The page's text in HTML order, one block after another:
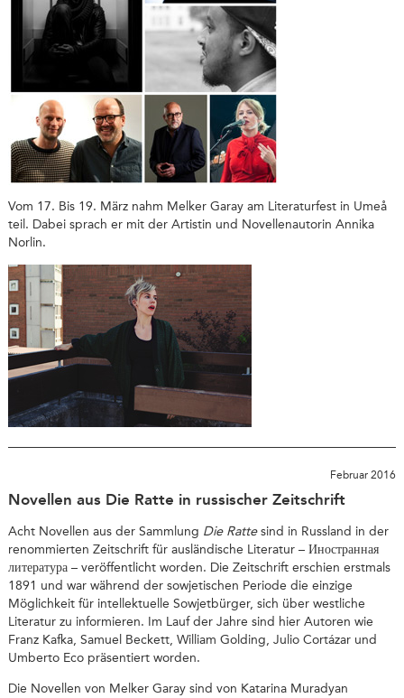
Vom 17. Bis 19. März nahm Melker Garay am Literaturfest in Umeå
teil. Dabei sprach er mit der Artistin und Novellenautorin Annika
Norlin.
Februar 2016
Novellen aus Die Ratte in russischer Zeitschrift
Acht Novellen aus der Sammlung Die Rattesind in Russland in der
renommierten Zeitschrift für ausländische Literatur – Иностранная
литература – veröffentlicht worden. Die Zeitschrift erschien erstmals
1891 und war während der sowjetischen Periode die einzige
Möglichkeit für intellektuelle Sowjetbürger, sich über westliche
Literatur zu informieren. Im Lauf der Jahre sind hier Autoren wie
Franz Kafka, Samuel Beckett, William Golding, Julio Cortázar und
Umberto Eco präsentiert worden.
Die Novellen von Melker Garay sind von Katarina Muradyan